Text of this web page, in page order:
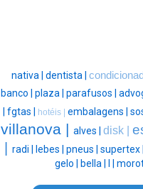
nativa | dentista |
banco | plaza | parafusos |
fgtas | hotéis | embalagens |
villanova | alves | disk |
radi | lebes | pneus | supertex |
gelo |
bella |